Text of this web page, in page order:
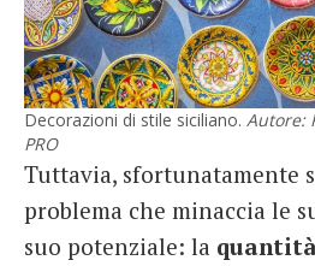
Decorazioni di stile siciliano. Autore:
PRO
Tuttavia, sfortunatamente
problema che minaccia le
suo potenziale: la